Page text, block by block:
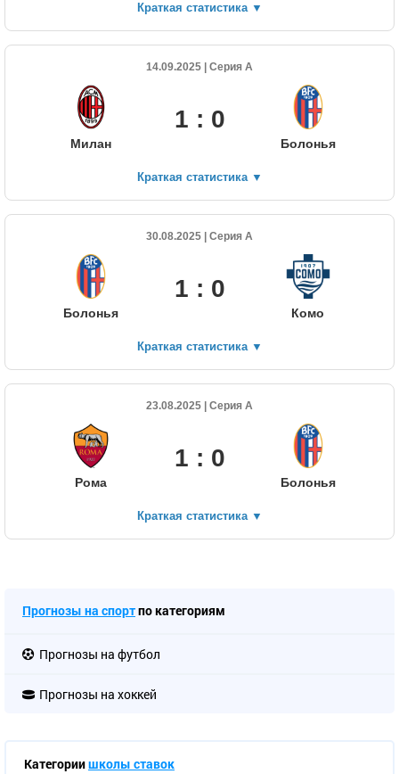
Краткая статистика ▼
14.09.2025 | Серия А
Милан
1 : 0
Болонья
Краткая статистика ▼
30.08.2025 | Серия А
Болонья
1 : 0
Комо
Краткая статистика ▼
23.08.2025 | Серия А
Рома
1 : 0
Болонья
Краткая статистика ▼
Прогнозы на спортпо категориям
Прогнозы на футбол
Прогнозы на хоккей
Категориишколы ставок